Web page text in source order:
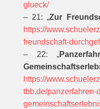
glueck/
– 21: „Zur
https://
freundschaft-
– 22: „
https://
tbb.de/panzerfahren-